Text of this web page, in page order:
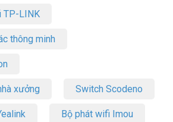
TP-LINK
thông minh
xưởng Switch Scodeno
Bộ phát wifi Imou